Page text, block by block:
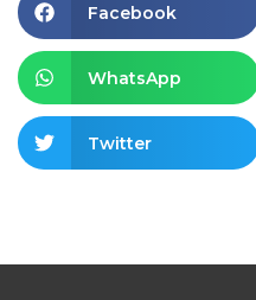
Facebook
WhatsApp
Twitter